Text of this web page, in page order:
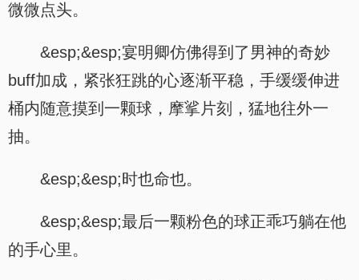
微微点头。
&esp;&esp;宴明卿仿佛得到了男神的奇妙
buff加成，紧张狂跳的心逐渐平稳，手缓缓伸进
桶内随意摸到一颗球，摩挲片刻，猛地往外一
抽。
&esp;&esp;时也命也。
&esp;&esp;最后一颗粉色的球正乖巧躺在他
的手心里。